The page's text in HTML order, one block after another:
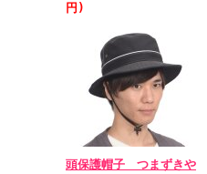
円)
頭保護帽子 つまずきや